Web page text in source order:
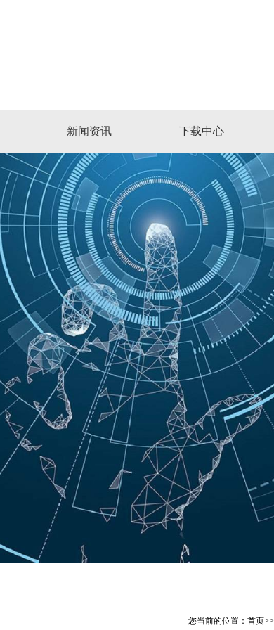
新闻资讯 下载中心
您当前的位置： 首页>>